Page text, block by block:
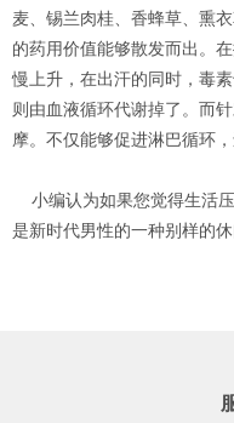
麦、锡兰肉桂、香蜂草、熏
的药用价值能够散发而出。
慢上升，在出汗的同时，毒
则由血液循环代谢掉了。而
摩。不仅能够促进淋巴循环
小编认为如果您觉得生活
是新时代男性的一种别样的休